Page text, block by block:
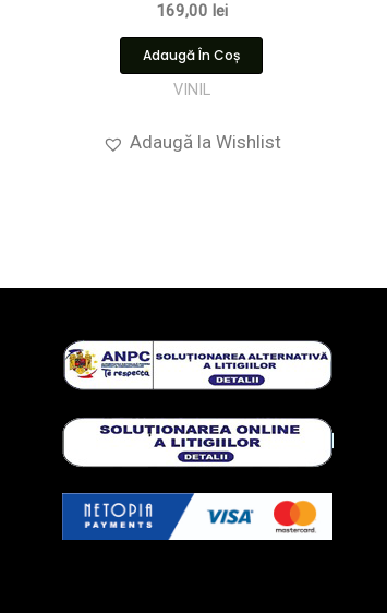
169,00 lei
Adaugă În Coș
VINIL
Adaugă la Wishlist